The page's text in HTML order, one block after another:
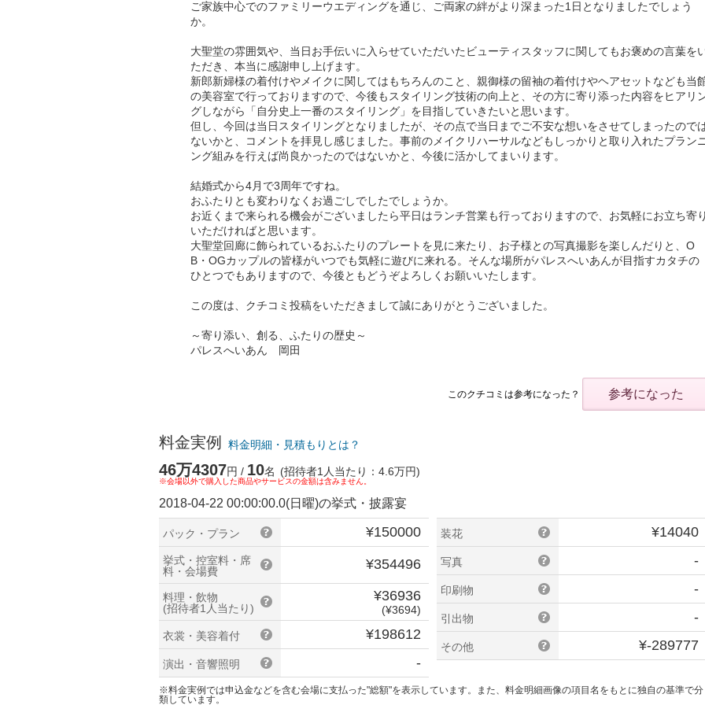
ご家族中心でのファミリーウエディングを通じ、ご両家の絆がより深まった1日となりましたでしょう
か。
大聖堂の雰囲気や、当日お手伝いに入らせていただいたビューティスタッフに関してもお褒めの言葉を
ただき、本当に感謝申し上げます。
新郎新婦様の着付けやメイクに関してはもちろんのこと、親御様の留袖の着付けやヘアセットなども当
の美容室で行っておりますので、今後もスタイリング技術の向上と、その方に寄り添った内容をヒアリ
グしながら「自分史上一番のスタイリング」を目指していきたいと思います。
但し、今回は当日スタイリングとなりましたが、その点で当日までご不安な想いをさせてしまったので
ないかと、コメントを拝見し感じました。事前のメイクリハーサルなどもしっかりと取り入れたプラン
ング組みを行えば尚良かったのではないかと、今後に活かしてまいります。
結婚式から4月で3周年ですね。
おふたりとも変わりなくお過ごしでしたでしょうか。
お近くまで来られる機会がございましたら平日はランチ営業も行っておりますので、お気軽にお立ち寄り
いただければと思います。
大聖堂回廊に飾られているおふたりのプレートを見に来たり、お子様との写真撮影を楽しんだりと、O
B・OGカップルの皆様がいつでも気軽に遊びに来れる。そんな場所がパレスへいあんが目指すカタチの
ひとつでもありますので、今後ともどうぞよろしくお願いいたします。
この度は、クチコミ投稿をいただきまして誠にありがとうございました。
～寄り添い、創る、ふたりの歴史～
パレスへいあん 岡田
このクチコミは参考になった？ 参考になった
料金実例 料金明細・見積もりとは？
46万4307円 / 10名 (招待者1人当たり：4.6万円)
※会場以外で購入した商品やサービスの金額は含みません。
2018-04-22 00:00:00.0(日曜)の挙式・披露宴
パック・プラン ¥150000
挙式・控室料・席
料・会場費
¥354496
料理・飲物
(招待者1人当たり)
¥36936
(¥3694)
衣裳・美容着付 ¥198612
演出・音響照明 -
装花 ¥14040
写真 -
印刷物 -
引出物 -
その他 ¥-289777
※料金実例では申込金などを含む会場に支払った"総額"を表示しています。また、料金明細画像の項目名をもとに独自の基準で分
類しています。